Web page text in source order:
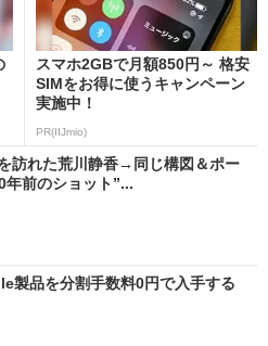
スマホ2GBで月額850円～ 格安
SIMをお得に使うキャンペーン
実施中！
PR(IIJmio)
訪れた荒川静香→同じ構図＆ポー
年前のショット”...
製品を分割手数料0円で入手する